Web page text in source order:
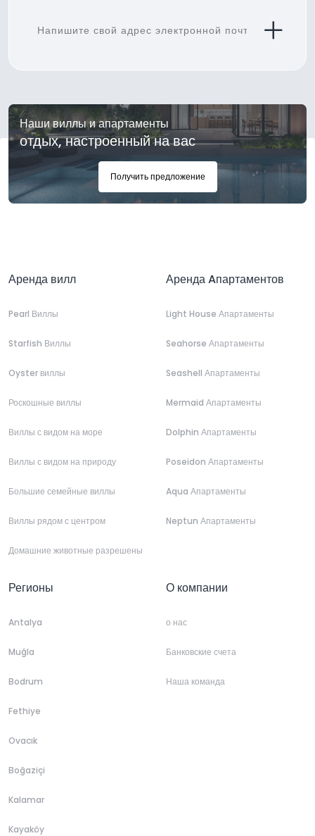
Наши виллы и апартаменты
отдых, настроенный на вас
Получить предложение
Аренда вилл
Pearl Виллы
Starfish Виллы
Oyster виллы
Роскошные виллы
Виллы с видом на море
Виллы с видом на природу
Большие семейные виллы
Виллы рядом с центром
Домашние животные разрешены
Аренда Aпартаментов
Light House Апартаменты
Seahorse Апартаменты
Seashell Апартаменты
Mermaid Апартаменты
Dolphin Апартаменты
Poseidon Апартаменты
Aqua Апартаменты
Neptun Апартаменты
Регионы
Antalya
Muğla
Bodrum
Fethiye
Ovacık
Boğaziçi
Kalamar
Kayaköy
О компании
о нас
Банковские счета
Наша команда